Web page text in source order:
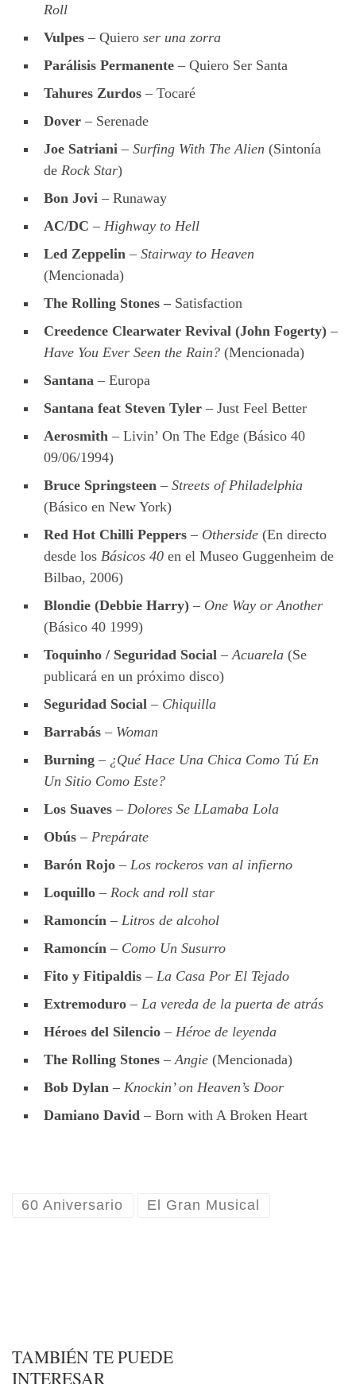
Roll
Vulpes – Quiero ser una zorra
Parálisis Permanente – Quiero Ser Santa
Tahures Zurdos – Tocaré
Dover – Serenade
Joe Satriani – Surfing With The Alien (Sintonía
de Rock Star)
Bon Jovi – Runaway
AC/DC – Highway to Hell
Led Zeppelin – Stairway to Heaven
(Mencionada)
The Rolling Stones – Satisfaction
Creedence Clearwater Revival (John Fogerty) –
Have You Ever Seen the Rain? (Mencionada)
Santana – Europa
Santana feat Steven Tyler – Just Feel Better
Aerosmith – Livin’ On The Edge (Básico 40
09/06/1994)
Bruce Springsteen – Streets of Philadelphia
(Básico en New York)
Red Hot Chilli Peppers – Otherside (En directo
desde los Básicos 40 en el Museo Guggenheim de
Bilbao, 2006)
Blondie (Debbie Harry) – One Way or Another
(Básico 40 1999)
Toquinho / Seguridad Social – Acuarela (Se
publicará en un próximo disco)
Seguridad Social – Chiquilla
Barrabás – Woman
Burning – ¿Qué Hace Una Chica Como Tú En
Un Sitio Como Este?
Los Suaves – Dolores Se LLamaba Lola
Obús – Prepárate
Barón Rojo – Los rockeros van al infierno
Loquillo – Rock and roll star
Ramoncín – Litros de alcohol
Ramoncín – Como Un Susurro
Fito y Fitipaldis – La Casa Por El Tejado
Extremoduro – La vereda de la puerta de atrás
Héroes del Silencio – Héroe de leyenda
The Rolling Stones – Angie (Mencionada)
Bob Dylan – Knockin’ on Heaven’s Door
Damiano David – Born with A Broken Heart
60 Aniversario El Gran Musical
TAMBIÉN TE PUEDE
INTERESAR